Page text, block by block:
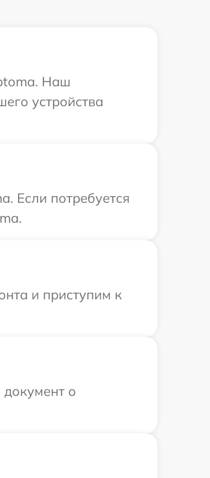
Наш
устройства
Если потребуется
и приступим к
о